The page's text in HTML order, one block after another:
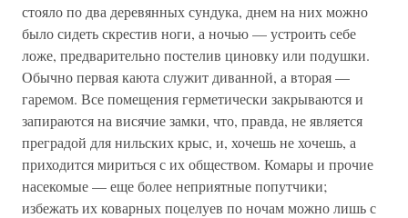
стояло по два деревянных сундука, днем на них можно
было сидеть скрестив ноги, а ночью — устроить себе
ложе, предварительно постелив циновку или подушки.
Обычно первая каюта служит диванной, а вторая —
гаремом. Все помещения герметически закрываются и
запираются на висячие замки, что, правда, не является
преградой для нильских крыс, и, хочешь не хочешь, а
приходится мириться с их обществом. Комары и прочие
насекомые — еще более неприятные попутчики;
избежать их коварных поцелуев по ночам можно лишь с